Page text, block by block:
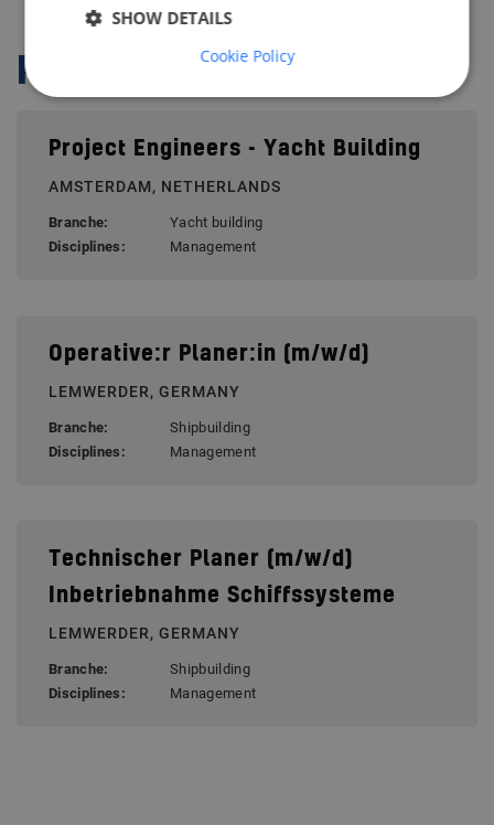
Related vacancies
Project Engineers - Yacht Building
AMSTERDAM, NETHERLANDS
Branche:
Yacht building
Disciplines:
Management
Operative:r Planer:in (m/w/d)
LEMWERDER, GERMANY
Branche:
Shipbuilding
Disciplines:
Management
Technischer Planer (m/w/d)
Inbetriebnahme Schiffssysteme
LEMWERDER, GERMANY
Branche:
Shipbuilding
Disciplines:
Management
SHOW DETAILS
Cookie Policy